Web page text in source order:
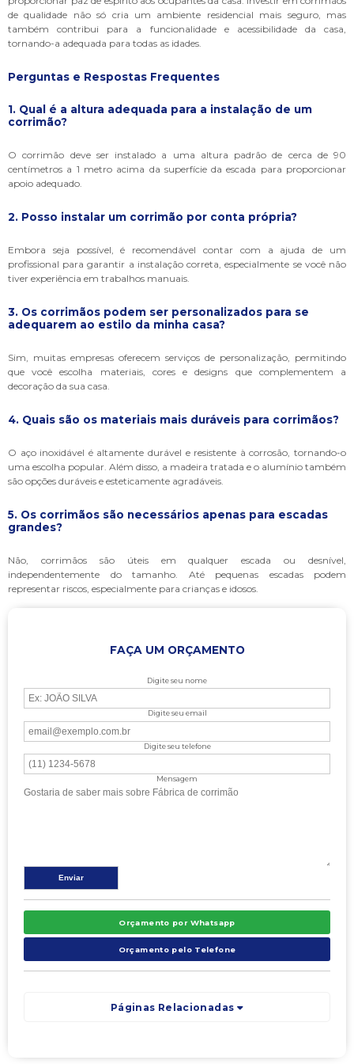
de qualidade não só cria um ambiente residencial mais seguro, mas
também contribui para a funcionalidade e acessibilidade da casa,
tornando-a adequada para todas as idades.
Perguntas e Respostas Frequentes
1. Qual é a altura adequada para a instalação de um
corrimão?
O corrimão deve ser instalado a uma altura padrão de cerca de 90
centímetros a 1 metro acima da superfície da escada para proporcionar
apoio adequado.
2. Posso instalar um corrimão por conta própria?
Embora seja possível, é recomendável contar com a ajuda de um
profissional para garantir a instalação correta, especialmente se você não
tiver experiência em trabalhos manuais.
3. Os corrimãos podem ser personalizados para se
adequarem ao estilo da minha casa?
Sim, muitas empresas oferecem serviços de personalização, permitindo
que você escolha materiais, cores e designs que complementem a
decoração da sua casa.
4. Quais são os materiais mais duráveis para corrimãos?
O aço inoxidável é altamente durável e resistente à corrosão, tornando-o
uma escolha popular. Além disso, a madeira tratada e o alumínio também
são opções duráveis e esteticamente agradáveis.
5. Os corrimãos são necessários apenas para escadas
grandes?
Não, corrimãos são úteis em qualquer escada ou desnível,
independentemente do tamanho. Até pequenas escadas podem
representar riscos, especialmente para crianças e idosos.
FAÇA UM ORÇAMENTO
Digite seu nome
Digite seu email
Digite seu telefone
Mensagem
Orçamento por Whatsapp
Orçamento pelo Telefone
Páginas Relacionadas